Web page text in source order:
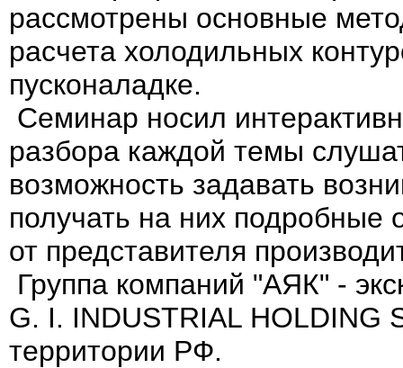
рассмотрены основные
расчета холодильных
пусконаладке.
Семинар носил
разбора каждой темы
возможность задавать
получать на них подробные
от представителя
Группа компаний "АЯК" -
G. I. INDUSTRIAL HOLDING
территории РФ.